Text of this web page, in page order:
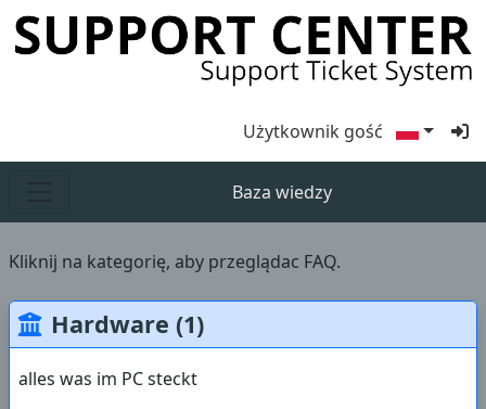
Użytkownik gość
Baza wiedzy
Kliknij na kategorię, aby przeglądac FAQ.
Hardware (1)
alles was im PC steckt